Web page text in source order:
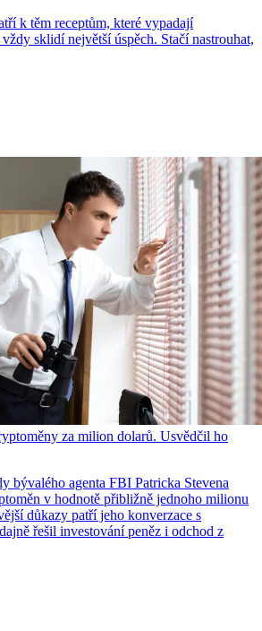
k těm receptům, které vypadají
sklidí největší úspěch. Stačí nastrouhat,
za milion dolarů. Usvědčil ho
bývalého agenta FBI Patricka Stevena
v hodnotě přibližně jednoho milionu
důkazy patří jeho konverzace s
řešil investování peněz i odchod z